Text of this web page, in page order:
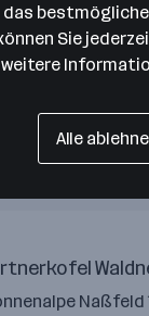
unseren
zu, um diese
anzuzeigen.
Zustimmung geben
Naßfeld
Sie
weitere
Alle